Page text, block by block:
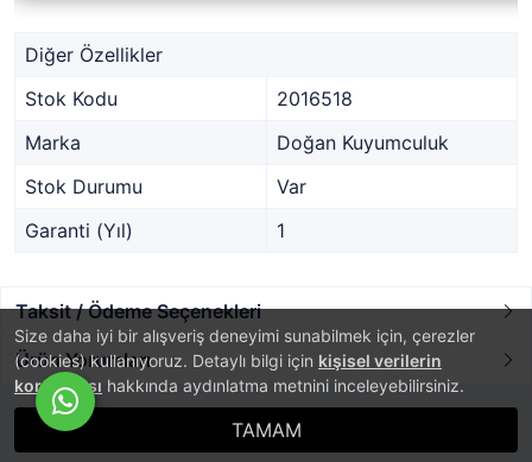
Size daha iyi bir alışveriş deneyimi sunabilmek için, çerezler
(cookies) kullanıyoruz. Detaylı bilgi için kişisel verilerin
korunması hakkında aydınlatma metnini inceleyebilirsiniz.
TAMAM
Diğer Özellikler
Stok Kodu
2016518
Marka
Doğan Kuyumculuk
Stok Durumu
Var
Garanti (Yıl)
1
Taksit / Ödeme Seçenekleri
Ürün Yorumları
E-Ticaret Sistemi